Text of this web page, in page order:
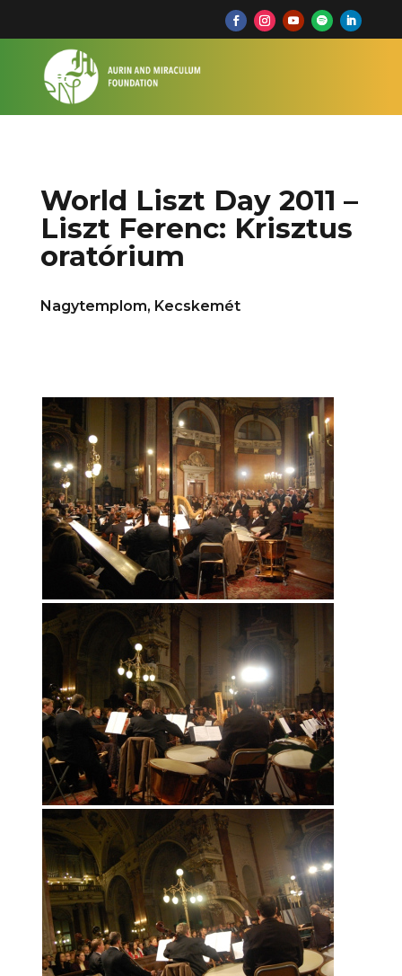
World Liszt Day 2011 –
Liszt Ferenc: Krisztus
oratórium
Nagytemplom, Kecskemét